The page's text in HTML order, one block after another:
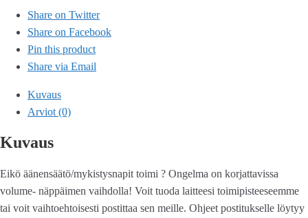
Share on Twitter
Share on Facebook
Pin this product
Share via Email
Kuvaus
Arviot (0)
Kuvaus
Eikö äänensäätö/mykistysnapit toimi ? Ongelma on korjattavissa
volume- näppäimen vaihdolla! Voit tuoda laitteesi toimipisteeseemme
tai voit vaihtoehtoisesti postittaa sen meille. Ohjeet postitukselle löytyy